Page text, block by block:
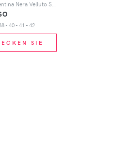
- 40 - 41 - 42
SIE